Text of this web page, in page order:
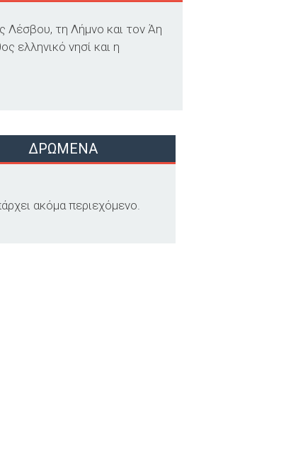
Λέσβου, τη Λήμνο και τον Άη
ελληνικό νησί και η
ΔΡΩΜΕΝΑ
ακόμα περιεχόμενο.